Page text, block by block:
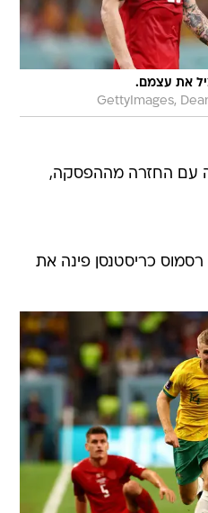
את עצמם.
GettyImages,
עם החזרה מההפסקה,
כריסטנסן פינה את